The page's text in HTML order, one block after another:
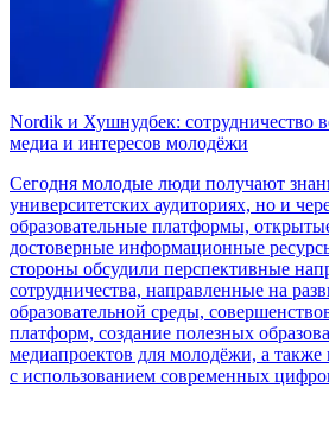
Nordik и Хушнудбек: сотрудничество
медиа и интересов молодёжи
Сегодня молодые люди получают
университетских аудиториях, но и
образовательные платформы,
достоверные информационные
стороны обсудили перспективные
сотрудничества, направленные на
образовательной среды,
платформ, создание полезных
медиапроектов для молодёжи, а
с использованием современных